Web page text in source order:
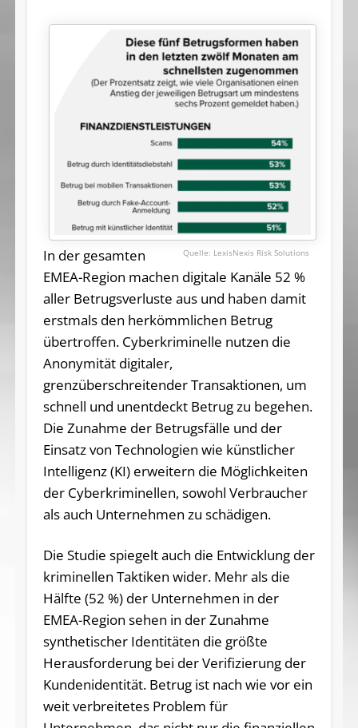
LexisNexis Risk Solutions
In der gesamten
EMEA-Region machen digitale Kanäle 52 %
aller Betrugsverluste aus und haben damit
erstmals den herkömmlichen Betrug
übertroffen. Cyberkriminelle nutzen die
Anonymität digitaler,
grenzüberschreitender Transaktionen, um
schnell und unentdeckt Betrug zu begehen.
Die Zunahme der Betrugsfälle und der
Einsatz von Technologien wie künstlicher
Intelligenz (KI) erweitern die Möglichkeiten
der Cyberkriminellen, sowohl Verbraucher
als auch Unternehmen zu schädigen.
Die Studie spiegelt auch die Entwicklung der
kriminellen Taktiken wider. Mehr als die
Hälfte (52 %) der Unternehmen in der
EMEA-Region sehen in der Zunahme
synthetischer Identitäten die größte
Herausforderung bei der Verifizierung der
Kundenidentität. Betrug ist nach wie vor ein
weit verbreitetes Problem für